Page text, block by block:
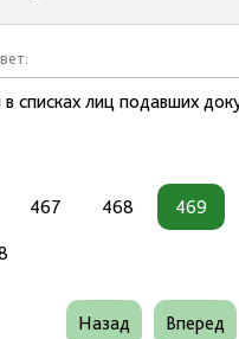
списках лиц подавших
467 468 469
Назад Вперед